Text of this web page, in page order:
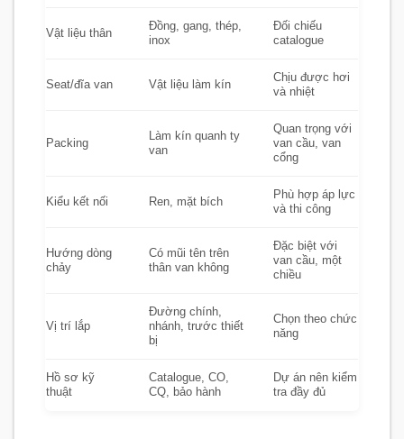
Vật liệu thân
Đồng, gang, thép,
inox
Đối chiếu
catalogue
Seat/đĩa van Vật liệu làm kín
Chịu được hơi
và nhiệt
Packing
Làm kín quanh ty
van
Quan trọng với
van cầu, van
cổng
Kiểu kết nối Ren, mặt bích
Phù hợp áp lực
và thi công
Hướng dòng
chảy
Có mũi tên trên
thân van không
Đặc biệt với
van cầu, một
chiều
Vị trí lắp
Đường chính,
nhánh, trước thiết
bị
Chọn theo chức
năng
Hồ sơ kỹ
thuật
Catalogue, CO,
CQ, bảo hành
Dự án nên kiểm
tra đầy đủ